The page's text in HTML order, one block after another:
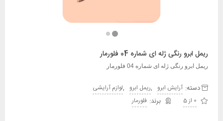
ریمل ابرو رنگی ژله ای شماره 04 فلورمار
ریمل ابرو رنگی ژله ای شماره 04 فلورمار
دسته: آرایش ابرو ,ریمل ابرو ,لوازم آرایشی
0 از 5
فلورمار